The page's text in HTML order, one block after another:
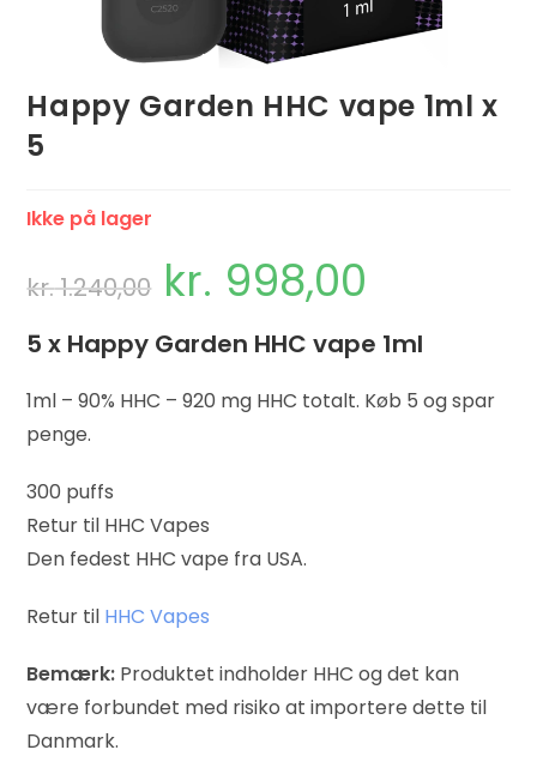
Happy Garden HHC vape 1ml x
5
Ikke på lager
kr.1.240,00 kr. 998,00
5 x Happy Garden HHC vape 1ml
1ml – 90% HHC – 920 mg HHC totalt. Køb 5 og spar
penge.
300 puffs
Retur til HHC Vapes
Den fedest HHC vape fra USA.
Retur til HHC Vapes
Bemærk: Produktet indholder HHC og det kan
være forbundet med risiko at importere dette til
Danmark.